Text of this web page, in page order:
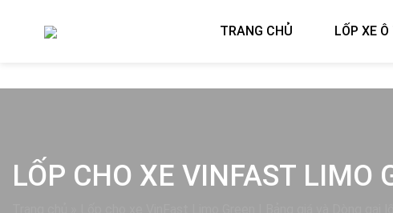
TRANG CHỦ LỐP XE
LỐP CHO XE VINFAST LIMO